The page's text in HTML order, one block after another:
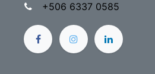
+506 6337 0585